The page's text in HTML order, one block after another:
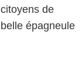
de
épagneule